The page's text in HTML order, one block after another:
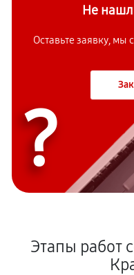
Не
Оставьте заявку, мы
?
Этапы работ